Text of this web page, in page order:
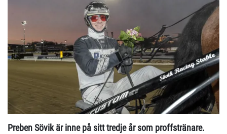
Preben Sövik är inne på sitt tredje år som proffstränare.